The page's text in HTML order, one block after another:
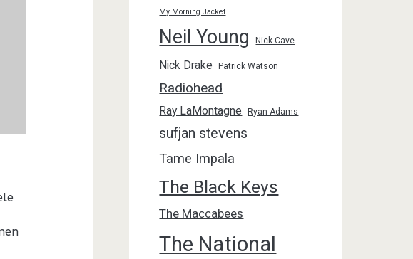
My Morning Jacket
Neil Young Nick Cave
Nick Drake Patrick Watson
Radiohead
Ray LaMontagne Ryan Adams
sufjan stevens
Tame Impala
The Black Keys
The Maccabees
The National